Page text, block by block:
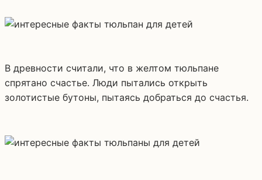
В древности считали, что в желтом тюльпане
спрятано счастье. Люди пытались открыть
золотистые бутоны, пытаясь добраться до счастья.